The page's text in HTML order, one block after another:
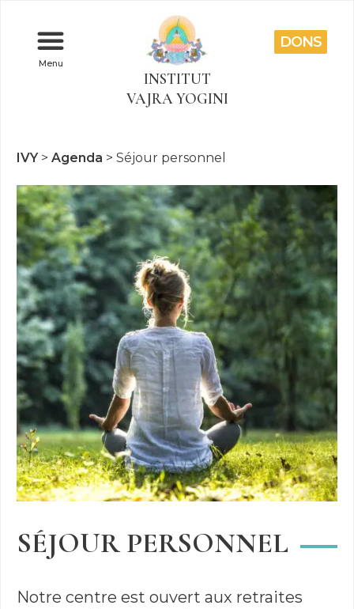
Menu
INSTITUT
VAJRA YOGINI
DONS
IVY> Agenda > Séjour personnel
SÉJOUR PERSONNEL
Notre centre est ouvert aux retraites